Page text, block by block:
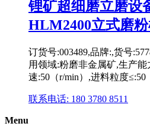
锂矿超细磨立磨设
HLM2400立式磨粉
订货号:003489,品牌:,货号
用领域:粉磨非金属矿,生产
速:50（r/min）,进料粒度≤:50
联系电话: 180 3780 8511
Menu